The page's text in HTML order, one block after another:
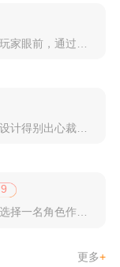
9
在开始游戏时，玩家首先需要选择一名角色作为自己的代表，在神秘...
更多+